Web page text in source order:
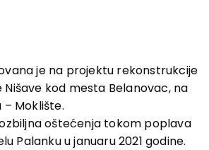
je na projektu rekonstrukcije
kod mesta Belanovac, na
– Moklište.
oštećenja tokom poplava
Palanku u januaru 2021 godine.